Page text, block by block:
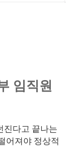
임직원
진다고 끝나는
어져야 정상적